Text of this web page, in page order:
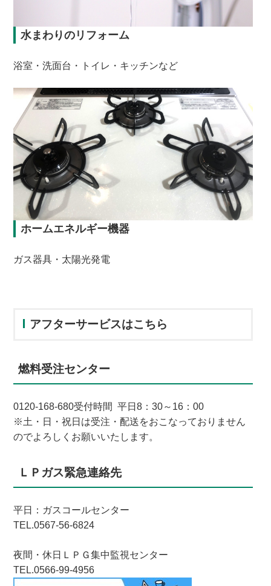
水まわりのリフォーム
浴室・洗面台・トイレ・キッチンなど
ホームエネルギー機器
ガス器具・太陽光発電
アフターサービスはこちら
燃料受注センター
0120-168-680受付時間 平日8：30～16：00
※土・日・祝日は受注・配送をおこなっておりません
のでよろしくお願いいたします。
ＬＰガス緊急連絡先
平日：ガスコールセンター
TEL.0567-56-6824
夜間・休日ＬＰＧ集中監視センター
TEL.0566-99-4956